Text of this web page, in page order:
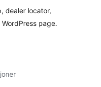
dealer locator,
page.